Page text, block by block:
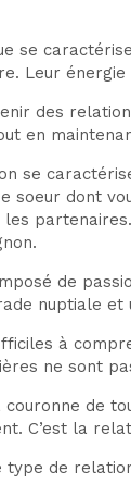
se
Leur
des
en
se
soeur dont
de
nuptiale et
à
ne sont
couronne de
C’est la
type de